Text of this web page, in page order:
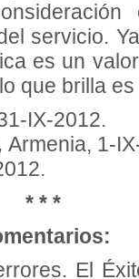
servicio.
es un
que brilla
IX-2012.
Armenia, 1-
* * *
El